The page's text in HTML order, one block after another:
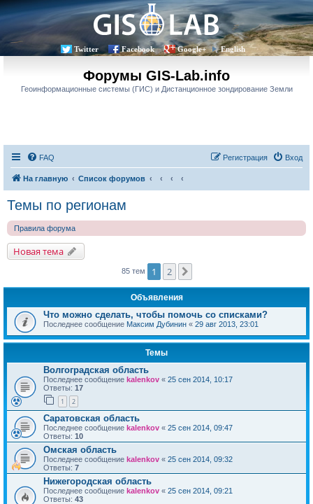
Twitter Facebook Google+ English
Форумы GIS-Lab.info
Геоинформационные системы (ГИС) и Дистанционное зондирование Земли
FAQ Вход
Регистрация
На главную Список форумов
Темы по регионам
Правила форума
Новая тема
85 тем 1 2
Объявления
Что можно сделать, чтобы помочь со списками?
Последнее сообщение Максим Дубинин « 29 авг 2013, 23:01
Темы
Волгоградская область
Последнее сообщение kalenkov « 25 сен 2014, 10:17
Ответы: 17
1 2
Саратовская область
Последнее сообщение kalenkov « 25 сен 2014, 09:47
Ответы: 10
Омская область
Последнее сообщение kalenkov « 25 сен 2014, 09:32
Ответы: 7
Нижегородская область
Последнее сообщение kalenkov « 25 сен 2014, 09:21
Ответы: 43